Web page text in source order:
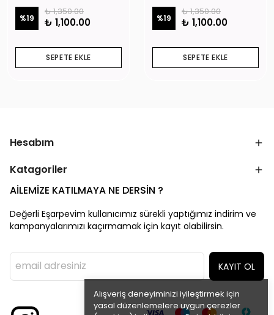
Alışveriş deneyiminizi iyileştirmek için
yasal düzenlemelere uygun çerezler
%19
₺ 1,350.00
₺ 1,100.00
SEPETE EKLE
%19
₺ 1,350.00
₺ 1,100.00
SEPETE EKLE
Hesabım
Katagoriler
AİLEMİZE KATILMAYA NE DERSİN ?
Değerli Eşarpevim kullanıcımız sürekli yaptığımız indirim ve
kampanyalarımızı kaçırmamak için kayıt olabilirsin.
KAYIT OL